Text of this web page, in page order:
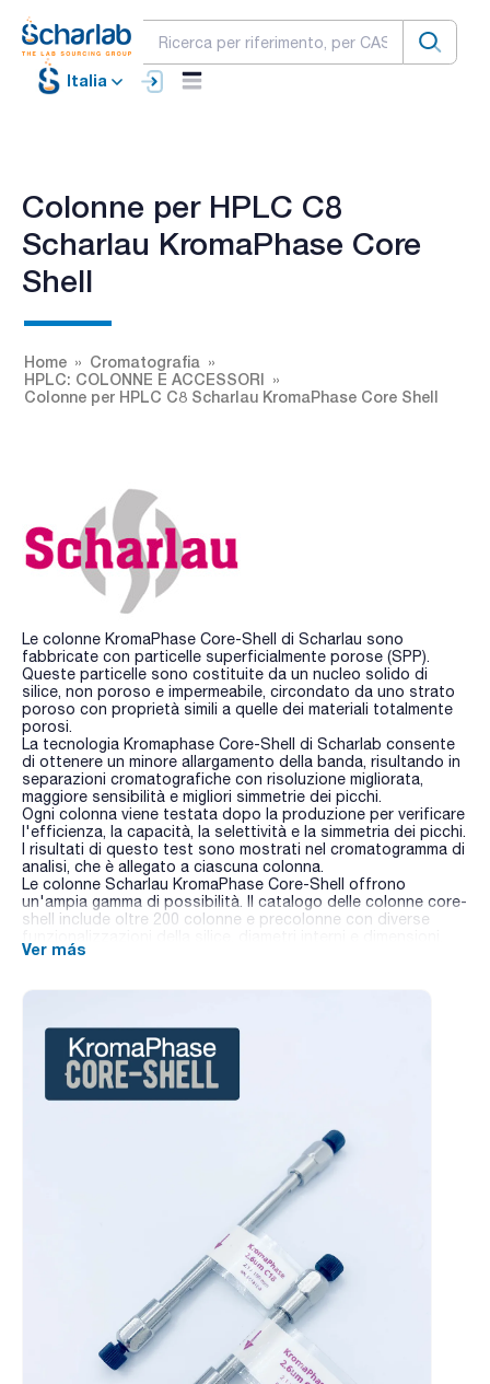
Italia
Colonne per HPLC C8
Scharlau KromaPhase Core
Shell
Home
Cromatografia
HPLC: COLONNE E ACCESSORI
Colonne per HPLC C8 Scharlau KromaPhase Core Shell
Le colonne KromaPhase Core-Shell di Scharlau sono
fabbricate con particelle superficialmente porose (SPP).
Queste particelle sono costituite da un nucleo solido di
silice, non poroso e impermeabile, circondato da uno strato
poroso con proprietà simili a quelle dei materiali totalmente
porosi.
La tecnologia Kromaphase Core-Shell di Scharlab consente
di ottenere un minore allargamento della banda, risultando in
separazioni cromatografiche con risoluzione migliorata,
maggiore sensibilità e migliori simmetrie dei picchi.
Ogni colonna viene testata dopo la produzione per verificare
l'efficienza, la capacità, la selettività e la simmetria dei picchi.
I risultati di questo test sono mostrati nel cromatogramma di
analisi, che è allegato a ciascuna colonna.
Le colonne Scharlau KromaPhase Core-Shell offrono
un'ampia gamma di possibilità. Il catalogo delle colonne core-
shell include oltre 200 colonne e precolonne con diverse
Ver más